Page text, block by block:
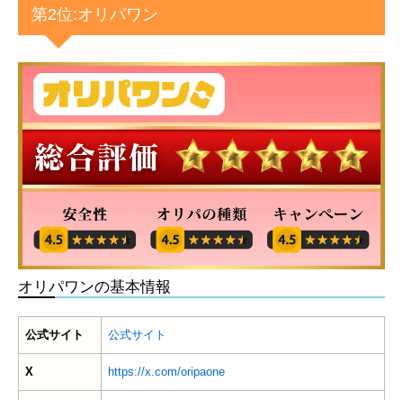
第2位:オリパワン
オリパワンの基本情報
公式サイト 公式サイト
X https://x.com/oripaone